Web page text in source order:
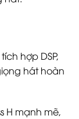
hợp DSP,
hát hoàn
H mạnh mẽ,